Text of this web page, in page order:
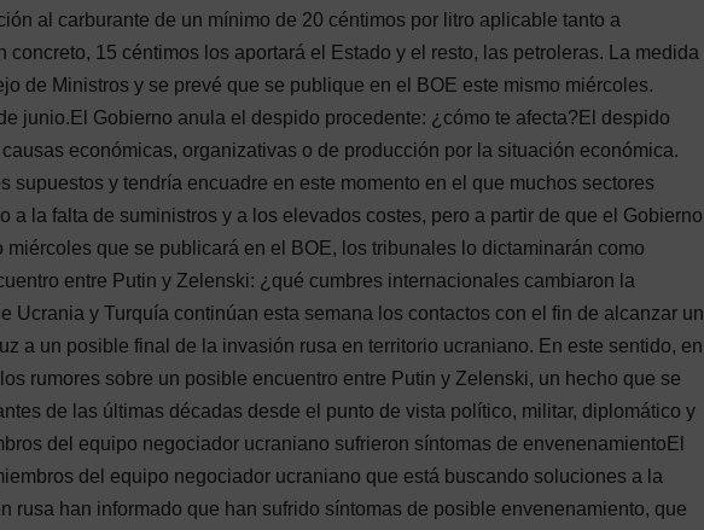
al carburante de un mínimo de 20 céntimos por litro aplicable tanto a
concreto, 15 céntimos los aportará el Estado y el resto, las petroleras. La medida
de Ministros y se prevé que se publique en el BOE este mismo miércoles.
junio.El Gobierno anula el despido procedente: ¿cómo te afecta?El despido
económicas, organizativas o de producción por la situación económica.
supuestos y tendría encuadre en este momento en el que muchos sectores
a la falta de suministros y a los elevados costes, pero a partir de que el Gobierno
miércoles que se publicará en el BOE, los tribunales lo dictaminarán como
entre Putin y Zelenski: ¿qué cumbres internacionales cambiaron la
Ucrania y Turquía continúan esta semana los contactos con el fin de alcanzar un
a un posible final de la invasión rusa en territorio ucraniano. En este sentido, en
rumores sobre un posible encuentro entre Putin y Zelenski, un hecho que se
de las últimas décadas desde el punto de vista político, militar, diplomático y
del equipo negociador ucraniano sufrieron síntomas de envenenamientoEl
del equipo negociador ucraniano que está buscando soluciones a la
rusa han informado que han sufrido síntomas de posible envenenamiento, que